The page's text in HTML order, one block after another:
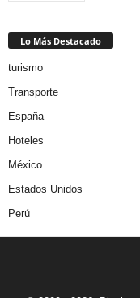
Lo Más Destacado
turismo
Transporte
España
Hoteles
México
Estados Unidos
Perú